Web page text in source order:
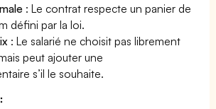
: Le contrat respecte un panier de
défini par la loi.
: Le salarié ne choisit pas librement
peut ajouter une
s’il le souhaite.